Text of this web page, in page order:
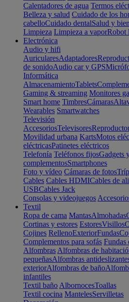
Calentadores de agua Termos
Belleza y salud Cuidado de los
cabelloCuidado dentalSalud y
Limpieza Limpieza a vaporRobot
Electrónica
Audio y hifi
AuricularesAdaptadores
de sonidoAudio car y GPS
Informática
AlmacenamientoTablets
Gaming & streaming Monitores
Smart home TimbresCámaras
Wearables Smartwatches
Televisión
AccesoriosTelevisores
Movilidad urbana KartsMotos
eléctricasPatinetes eléctricos
Telefonía Teléfonos fijosGadgets
complementosSmartphones
Foto y vídeo Cámaras de fotos
Cables Cables HDMICables de
USBCables Jack
Consolas y videojuegos
Textil
Ropa de cama MantasAlmohadas
Cortinas y estores EstoresVisillos
Cojines RellenoExteriorFundas
Complementos para sofás Fundas
Alfombras Alfombras de
pequeñasAlfombras
exteriorAlfombras de baño
infantiles
Textil baño AlbornocesToallas
Textil cocina MantelesServilletas